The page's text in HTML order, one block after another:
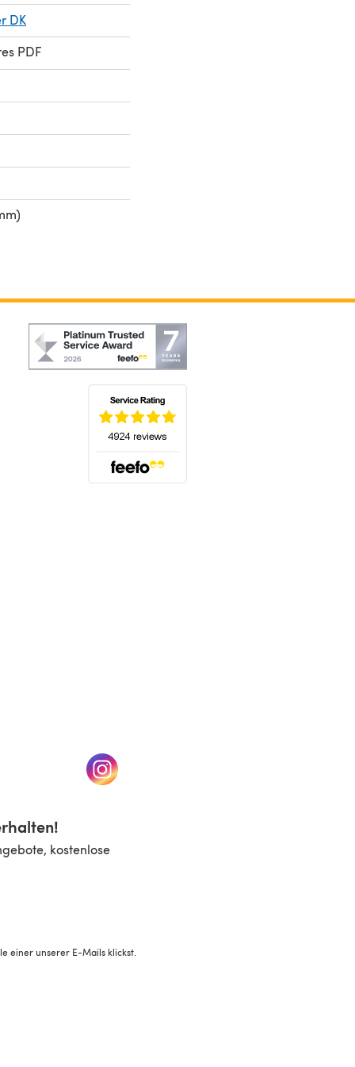
DK
PDF
neuen Tab)(öffnet sich in einem neuen Tab)
kostenlose
einer unserer E-Mails klickst.